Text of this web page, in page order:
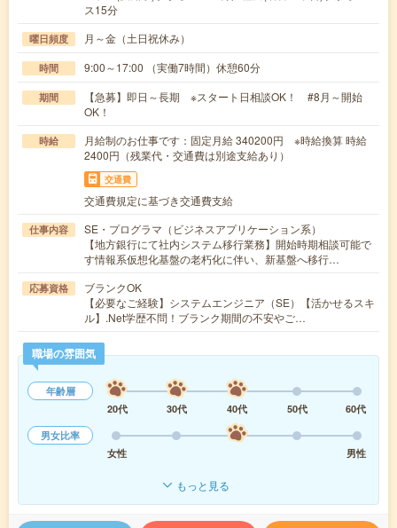
ス15分
曜日頻度 月～金（土日祝休み）
時間 9:00～17:00 （実働7時間）休憩60分
期間
【急募】即日～長期 ※スタート日相談OK！ #8月～開始
OK！
時給
月給制のお仕事です：固定月給 340200円 ※時給換算 時給
2400円（残業代・交通費は別途支給あり）
交通費
交通費規定に基づき交通費支給
仕事内容
SE・プログラマ（ビジネスアプリケーション系）
【地方銀行にて社内システム移行業務】開始時期相談可能で
す情報系仮想化基盤の老朽化に伴い、新基盤へ移行…
応募資格
ブランクOK
【必要なご経験】システムエンジニア（SE）【活かせるスキ
ル】.Net学歴不問！ブランク期間の不安やご…
職場の雰囲気
年齢層
20代
30代 40代 50代
60代
男女比率
女性
男性
もっと見る